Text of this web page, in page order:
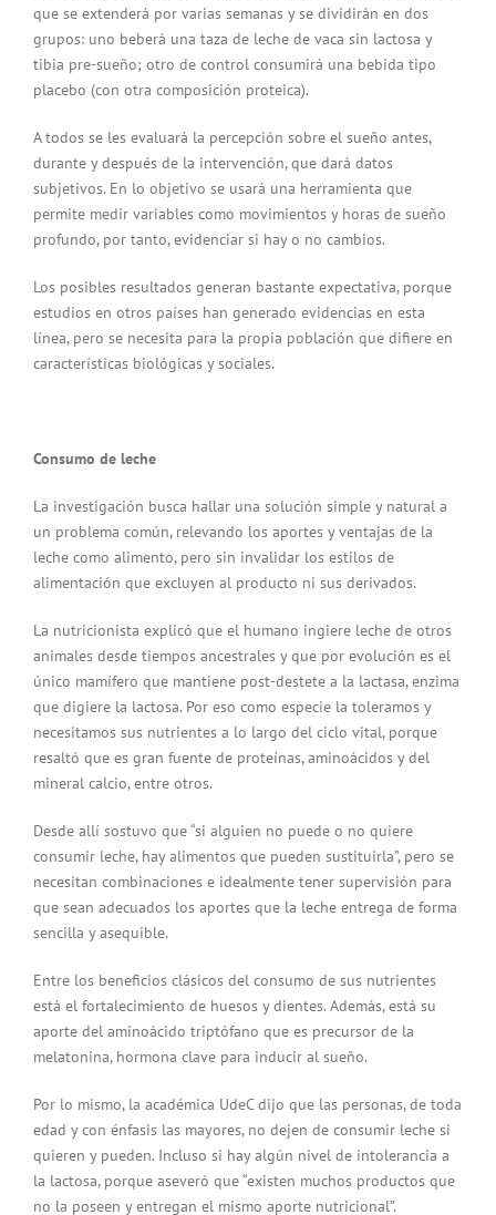
que se extenderá por varias semanas y se dividirán en dos
grupos: uno beberá una taza de leche de vaca sin lactosa y
tibia pre-sueño; otro de control consumirá una bebida tipo
placebo (con otra composición proteica).
A todos se les evaluará la percepción sobre el sueño antes,
durante y después de la intervención, que dará datos
subjetivos. En lo objetivo se usará una herramienta que
permite medir variables como movimientos y horas de sueño
profundo, por tanto, evidenciar si hay o no cambios.
Los posibles resultados generan bastante expectativa, porque
estudios en otros países han generado evidencias en esta
línea, pero se necesita para la propia población que difiere en
características biológicas y sociales.
Consumo de leche
La investigación busca hallar una solución simple y natural a
un problema común, relevando los aportes y ventajas de la
leche como alimento, pero sin invalidar los estilos de
alimentación que excluyen al producto ni sus derivados.
La nutricionista explicó que el humano ingiere leche de otros
animales desde tiempos ancestrales y que por evolución es el
único mamífero que mantiene post-destete a la lactasa, enzima
que digiere la lactosa. Por eso como especie la toleramos y
necesitamos sus nutrientes a lo largo del ciclo vital, porque
resaltó que es gran fuente de proteínas, aminoácidos y del
mineral calcio, entre otros.
Desde allí sostuvo que “si alguien no puede o no quiere
consumir leche, hay alimentos que pueden sustituirla”, pero se
necesitan combinaciones e idealmente tener supervisión para
que sean adecuados los aportes que la leche entrega de forma
sencilla y asequible.
Entre los beneficios clásicos del consumo de sus nutrientes
está el fortalecimiento de huesos y dientes. Además, está su
aporte del aminoácido triptófano que es precursor de la
melatonina, hormona clave para inducir al sueño.
Por lo mismo, la académica UdeC dijo que las personas, de toda
edad y con énfasis las mayores, no dejen de consumir leche si
quieren y pueden. Incluso si hay algún nivel de intolerancia a
la lactosa, porque aseveró que “existen muchos productos que
no la poseen y entregan el mismo aporte nutricional”.